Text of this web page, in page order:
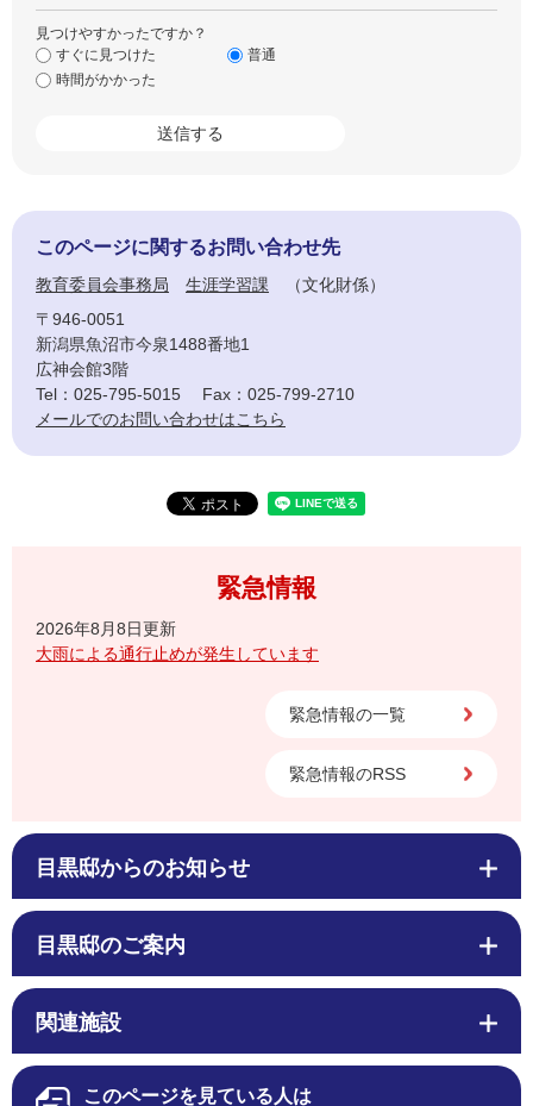
見つけやすかったですか？
すぐに見つけた
普通
時間がかかった
このページに関するお問い合わせ先
教育委員会事務局 生涯学習課
文化財係
〒946-0051
新潟県魚沼市今泉1488番地1
広神会館3階
Tel：025-795-5015
Fax：025-799-2710
メールでのお問い合わせはこちら
緊急情報
2026年8月8日更新
大雨による通行止めが発生しています
緊急情報の一覧
緊急情報のRSS
目黒邸からのお知らせ
目黒邸のご案内
関連施設
このページを見ている人は